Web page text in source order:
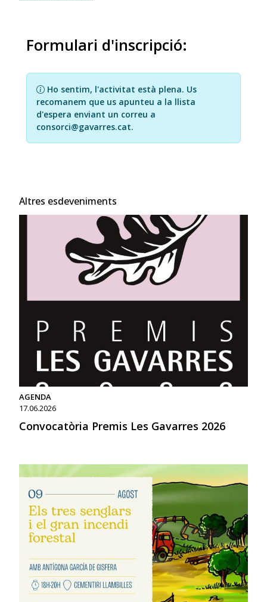
Formulari d'inscripció:
Ho sentim, l'activitat està plena. Us
recomanem que us apunteu a la llista
d'espera enviant un correu a
consorci@gavarres.cat.
Altres esdeveniments
AGENDA
17.06.2026
Convocatòria Premis Les Gavarres 2026